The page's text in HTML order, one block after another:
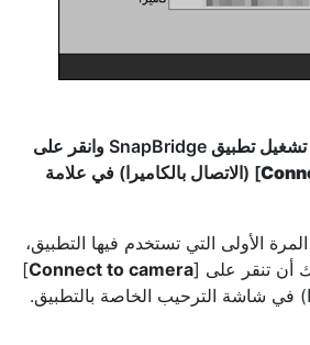
الجهاز الذكي: ابدأ تشغيل تطبيق SnapBridge وانقر على
] (الاتصال بالكاميرا) في علامة
الأولى التي تستخدم فيها التطبيق،
أن تنقر على [Connect to camera
]
في شاشة الترحيب الخاصة بالتطبيق.